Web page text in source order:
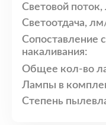
Световой поток,
Светоотдача,
Сопоставление
накаливания:
Общее кол-во
Лампы в
Степень